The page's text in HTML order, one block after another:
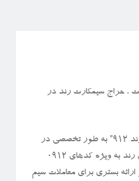
، حراج سیمكارت رند در
وبسایت rond912.ir با عنوان “خط رند ۹۱۲” به طور تخصصی در
زمینه خرید و فروش سیم کارت‌های رند به ویژه کدهای ۰۹۱۲
بستری برای معاملات سیم